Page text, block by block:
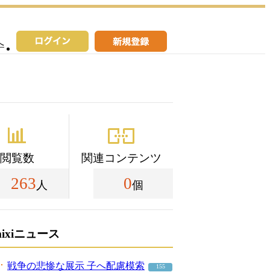
閲覧数
263 人
関連コンテンツ
0個
ニュース
戦争の悲惨な展示 子へ配慮模索 155